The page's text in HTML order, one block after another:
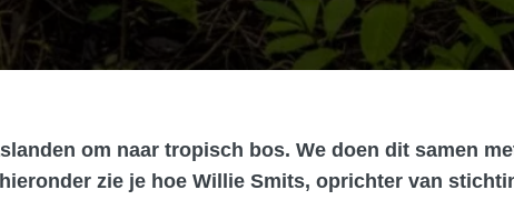
om naar tropisch bos. We doen dit samen
zie je hoe Willie Smits, oprichter van